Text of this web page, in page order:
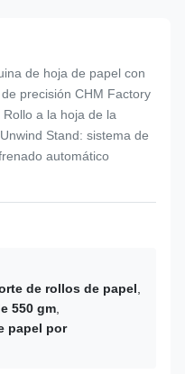
de hoja de papel con
precisión CHM Factory
a la hoja de la
Stand: sistema de
automático
de rollos de papel
550 gm
papel por